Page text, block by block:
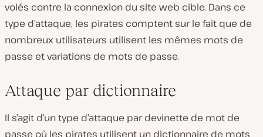
volés contre la connexion du site web cible. Dans ce
type d’attaque, les pirates comptent sur le fait que de
nombreux utilisateurs utilisent les mêmes mots de
passe et variations de mots de passe.
Attaque par dictionnaire
Il s’agit d’un type d’attaque par devinette de mot de
passe où les pirates utilisent un dictionnaire de mots